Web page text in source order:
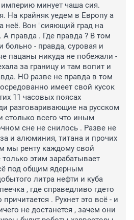
империю минует чаша сия.
На крайняк уедем в Европу а
неё. Вон "сияющий град на
правда . Где правда ? В том
больно - правда, суровая и
пацаны никуда не побежали -
за границу и там вопит и
НО разве не правда в том
имеет свой кусок
11 часовых поясах
разговаривающие на русском
столько всего что иным
сне не снилось . Разве не
и алюминия, титана и прочих
мы ренту каждому свой
этим зарабатывает
под общим ядерным
литра нефти и куба
, где справедливо гдето
. Рухнет это всё - и
не достанется , зачем они